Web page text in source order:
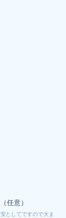
任意）
としてですので大ま